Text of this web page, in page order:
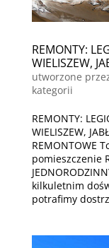
REMONTY:
WIELISZEW,
utworzone
kategorii
REMONTY:
WIELISZEW,
REMONTOWE
pomieszczenie
kilkuletnim
potrafimy